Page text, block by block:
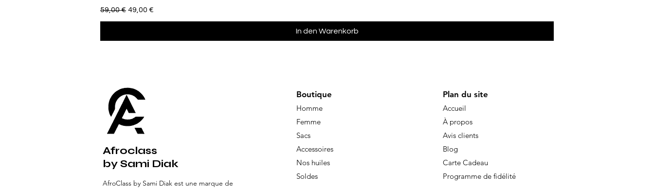
Standardpreis
59,00 € Sale-Preis
49,00 €
In den Warenkorb
Afroclass
by Sami Diak
AfroClass by Sami Diak est une marque de
Boutique
Homme
Femme
Sacs
Accessoires
Nos huiles
Soldes
Plan du site
Accueil
À propos
Avis clients
Blog
Carte Cadeau
Programme de fidélité